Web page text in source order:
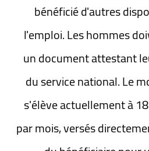
bénéficié d'autres
l'emploi. Les hommes
un document attestant
du service national. Le
s'élève actuellement à
par mois, versés